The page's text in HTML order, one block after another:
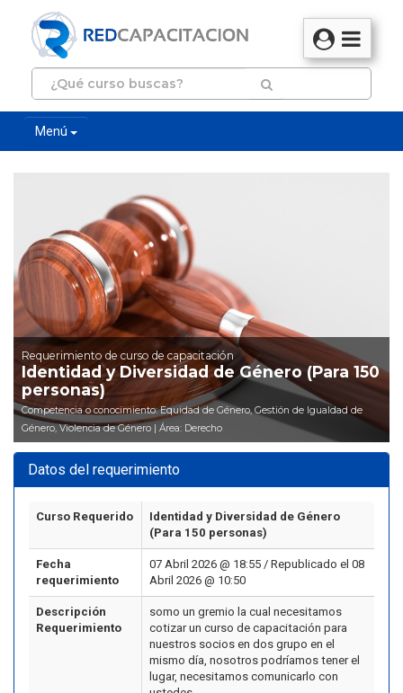
Menú
Requerimiento de curso de capacitación
Identidad y Diversidad de Género (Para 150
personas)
Competencia o conocimiento: Equidad de Género, Gestión de Igualdad de
Género, Violencia de Género | Área: Derecho
Datos del requerimiento
Curso Requerido
Identidad y Diversidad de Género
(Para 150 personas)
Fecha
requerimiento
07 Abril 2026 @ 18:55 / Republicado el 08
Abril 2026 @ 10:50
Descripción
Requerimiento
somo un gremio la cual necesitamos
cotizar un curso de capacitación para
nuestros socios en dos grupo en el
mismo día, nosotros podríamos tener el
lugar, necesitamos comunicarlo con